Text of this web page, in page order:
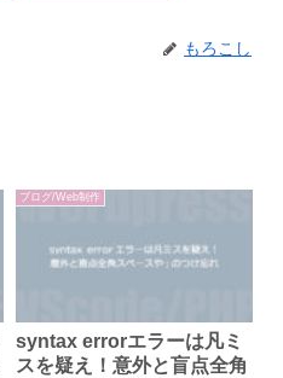
もろこし
ブログ/Web制作
syntax errorエラーは凡ミ
スを疑え！意外と盲点全角